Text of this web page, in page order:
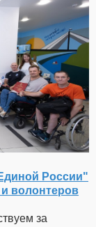
России"
волонтеров
за